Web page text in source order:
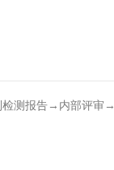
测报告→内部评审